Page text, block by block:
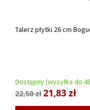
Talerz płytki 26 cm
Dostępny (wysyłka do
22,50 zł21,83 zł